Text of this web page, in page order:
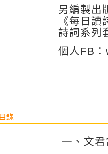
另編製出
《每日
詩詞系列
個人FB ：
目錄
一、文